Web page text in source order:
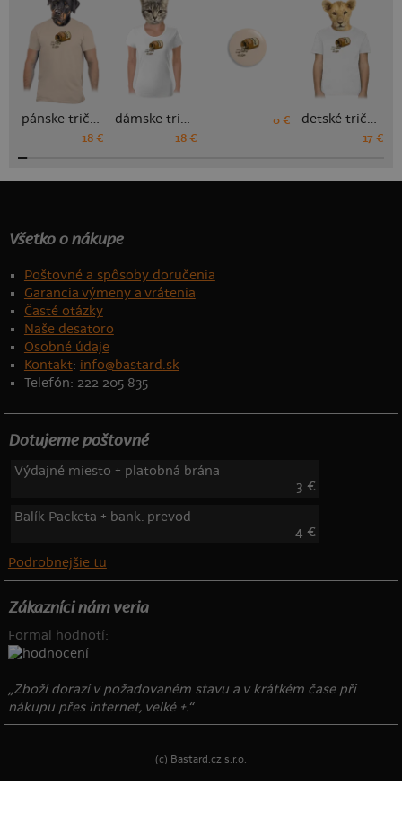
pánske tričko
18 €
dámske tričko
18 €
0 € detské tričko
17 €
Všetko o nákupe
Poštovné a spôsoby doručenia
Garancia výmeny a vrátenia
Časté otázky
Naše desatoro
Osobné údaje
Kontakt: info@bastard.sk
Telefón: 222 205 835
Dotujeme poštovné
Výdajné miesto + platobná brána
3 €
Balík Packeta + bank. prevod
4 €
Podrobnejšie tu
Zákazníci nám veria
Formal hodnotí:
„Zboží dorazí v požadovaném stavu a v krátkém čase při
nákupu přes internet, velké +.“
(c) Bastard.cz s.r.o.